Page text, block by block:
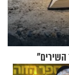
השירים"